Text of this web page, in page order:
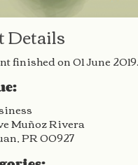
Details
finished on 01 June 2019.
Muñoz Rivera
PR 00927